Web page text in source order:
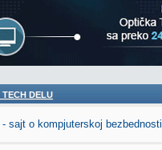
TECH DELU
- sajt o kompjuterskoj bezbednosti